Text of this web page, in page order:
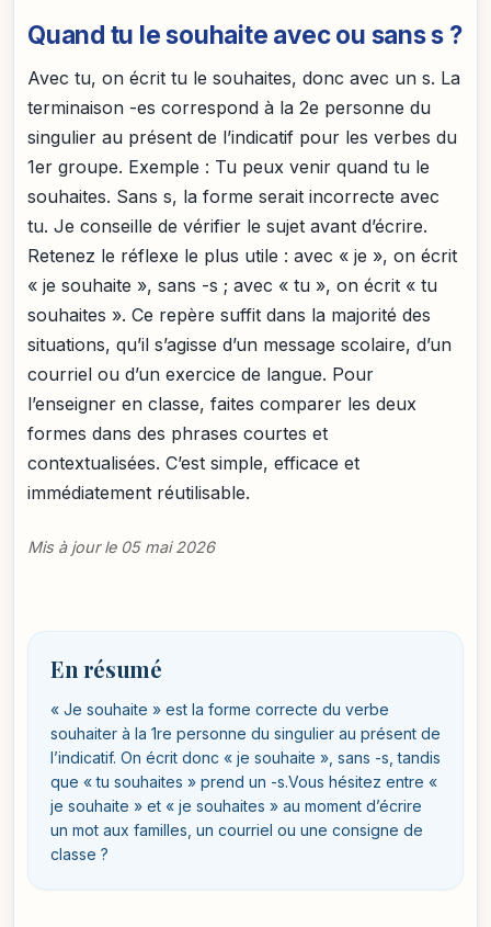
Quand tu le souhaite avec ou sans s ?
Avec tu, on écrit tu le souhaites, donc avec un s. La
terminaison -es correspond à la 2e personne du
singulier au présent de l’indicatif pour les verbes du
1er groupe. Exemple : Tu peux venir quand tu le
souhaites. Sans s, la forme serait incorrecte avec
tu. Je conseille de vérifier le sujet avant d’écrire.
Retenez le réflexe le plus utile : avec « je », on écrit
« je souhaite », sans -s ; avec « tu », on écrit « tu
souhaites ». Ce repère suffit dans la majorité des
situations, qu’il s’agisse d’un message scolaire, d’un
courriel ou d’un exercice de langue. Pour
l’enseigner en classe, faites comparer les deux
formes dans des phrases courtes et
contextualisées. C’est simple, efficace et
immédiatement réutilisable.
Mis à jour le 05 mai 2026
En résumé
« Je souhaite » est la forme correcte du verbe
souhaiter à la 1re personne du singulier au présent de
l’indicatif. On écrit donc « je souhaite », sans -s, tandis
que « tu souhaites » prend un -s.Vous hésitez entre «
je souhaite » et « je souhaites » au moment d’écrire
un mot aux familles, un courriel ou une consigne de
classe ?